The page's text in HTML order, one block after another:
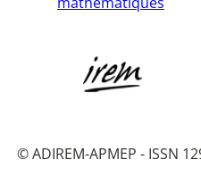
© ADIREM-APMEP - ISSN